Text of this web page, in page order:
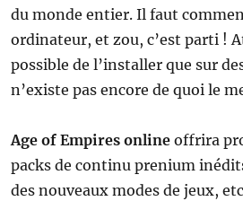
du monde entier. Il faut
ordinateur, et zou, c’est parti !
possible de l’installer que sur
n’existe pas encore de quoi le
Age of Empires onlineoffrira
packs de continu prenium
des nouveaux modes de jeux,